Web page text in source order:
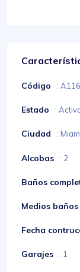
Código :
Estado :
Ciudad :
Alcobas : 2
Baños
Medios baños
Fecha
Garajes : 1